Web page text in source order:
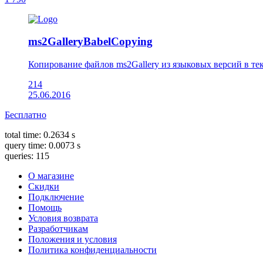
ms2GalleryBabelCopying
Копирование файлов ms2Gallery из языковых версий в
214
25.06.2016
Бесплатно
total time: 0.2634 s
query time: 0.0073 s
queries: 115
О магазине
Скидки
Подключение
Помощь
Условия возврата
Разработчикам
Положения и условия
Политика конфиденциальности